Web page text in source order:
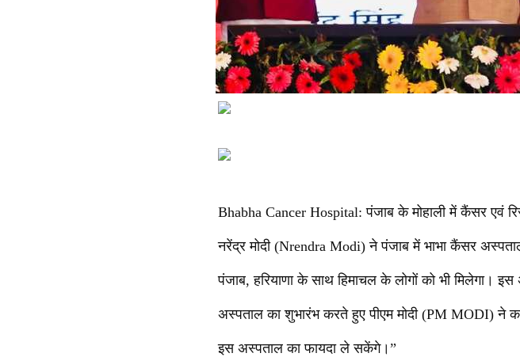
Bhabha Cancer Hospital: पंजाब के मोहाली में कैंसर एवं
नरेंद्र मोदी (Nrendra Modi) ने पंजाब में भाभा कैंसर
पंजाब, हरियाणा के साथ हिमाचल के लोगों को भी मिलेगा।
अस्पताल का शुभारंभ करते हुए पीएम मोदी (PM MODI) ने
इस अस्पताल का फायदा ले सकेंगे।”